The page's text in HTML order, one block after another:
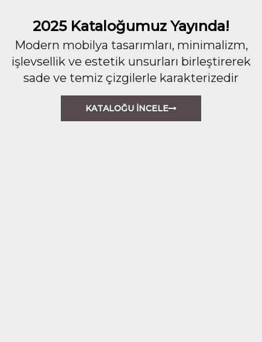
2025 Kataloğumuz Yayında!
Modern mobilya tasarımları, minimalizm,
işlevsellik ve estetik unsurları birleştirerek
sade ve temiz çizgilerle karakterizedir
KATALOĞU İNCELE